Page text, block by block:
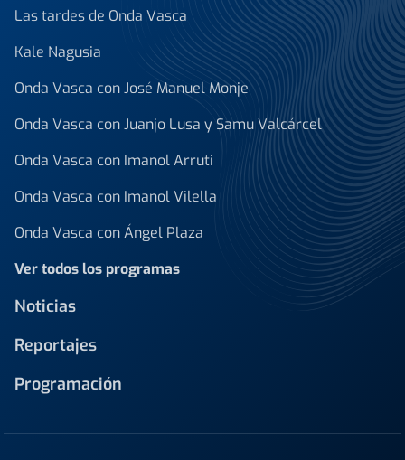
Las tardes de Onda Vasca
Kale Nagusia
Onda Vasca con José Manuel Monje
Onda Vasca con Juanjo Lusa y Samu Valcárcel
Onda Vasca con Imanol Arruti
Onda Vasca con Imanol Vilella
Onda Vasca con Ángel Plaza
Ver todos los programas
Noticias
Reportajes
Programación